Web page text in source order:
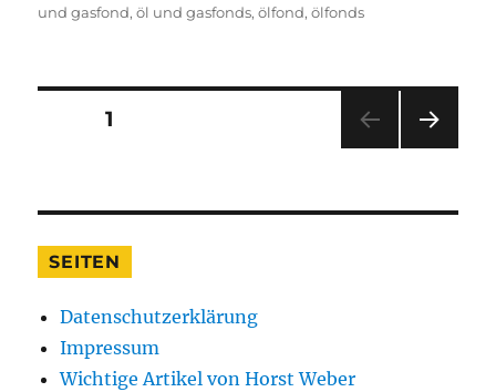
und gasfond,öl und gasfonds,ölfond,ölfonds
Seitennummerierung
Beiträge
SEITE1
E
SEITEN
Datenschutzerklärung
Impressum
Wichtige Artikel von Horst Weber